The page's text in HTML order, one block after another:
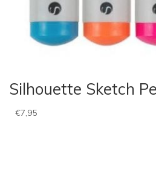
Silhouette Sketch
€7,95